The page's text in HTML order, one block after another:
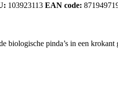
103923113 EAN code:
biologische pinda’s in een